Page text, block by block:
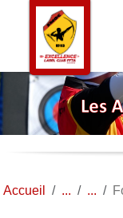
Accueil
Panneau de gestion